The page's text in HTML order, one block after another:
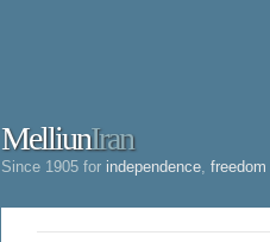
MelliunIran
Since 1905 for independence freedom